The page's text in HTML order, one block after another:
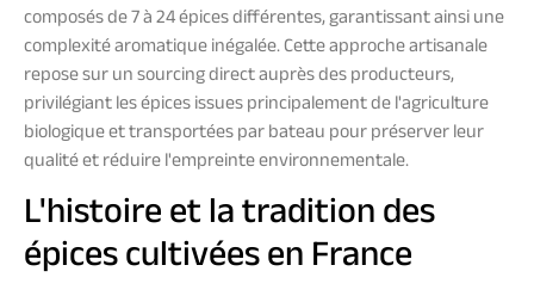
composés de 7 à 24 épices différentes, garantissant ainsi une
complexité aromatique inégalée. Cette approche artisanale
repose sur un sourcing direct auprès des producteurs,
privilégiant les épices issues principalement de l'agriculture
biologique et transportées par bateau pour préserver leur
qualité et réduire l'empreinte environnementale.
L'histoire et la tradition des
épices cultivées en France